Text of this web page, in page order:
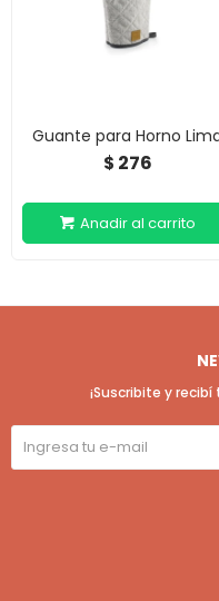
Guante para Horno
$ 276
¡Suscribite y